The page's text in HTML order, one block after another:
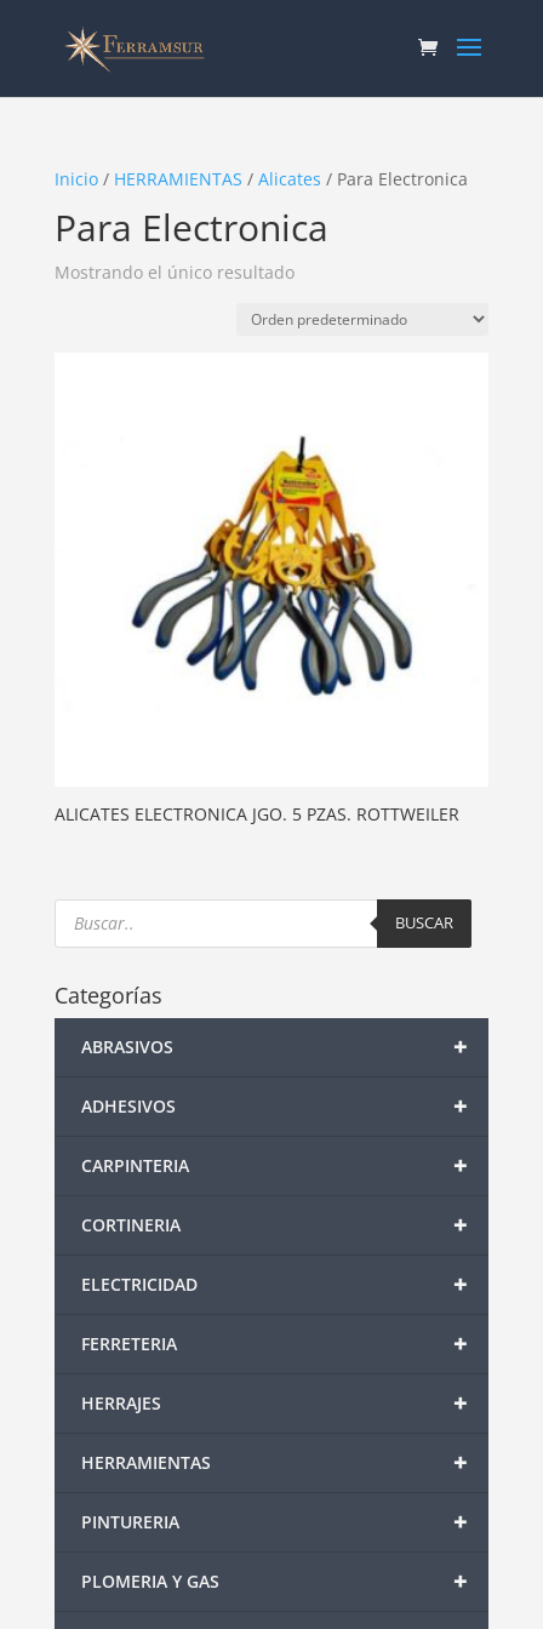
Inicio/ HERRAMIENTAS / Alicates / Para Electronica
Para Electronica
Mostrando el único resultado
ALICATES ELECTRONICA JGO. 5 PZAS. ROTTWEILER
Products
search BUSCAR
Categorías
+
ABRASIVOS
+
ADHESIVOS
+
CARPINTERIA
+
CORTINERIA
+
ELECTRICIDAD
+
FERRETERIA
+
HERRAJES
+
HERRAMIENTAS
+
PINTURERIA
+
PLOMERIA Y GAS